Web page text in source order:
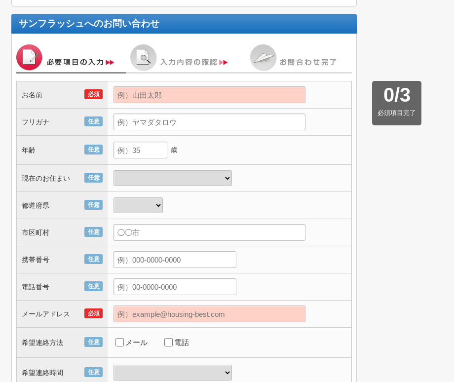
サンフラッシュへのお問い合わせ
0/3
必須項目完了
必須
お名前
任意
フリガナ
任意
年齢 歳
任意
現在のお住まい
任意
都道府県
任意
市区町村
任意
携帯番号
任意
電話番号
必須
メールアドレス
任意
希望連絡方法 メール 電話
任意
希望連絡時間